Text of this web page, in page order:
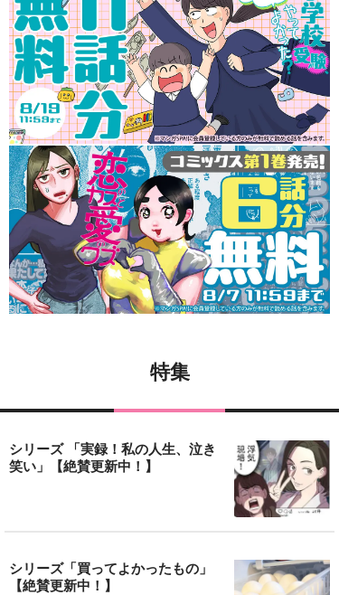
特集
シリーズ 「実録！私の人生、泣き
笑い」【絶賛更新中！】
シリーズ「買ってよかったもの」
【絶賛更新中！】